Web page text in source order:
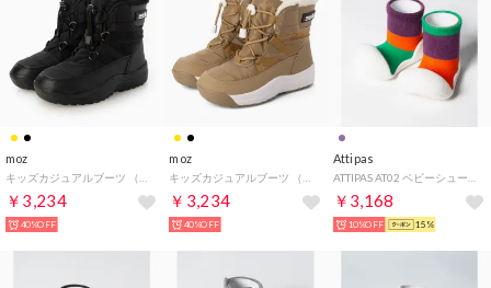
moz
￥3,234
40%OFF
moz
￥3,234
40%OFF
Attipas
￥3,168
10%OFF 15%